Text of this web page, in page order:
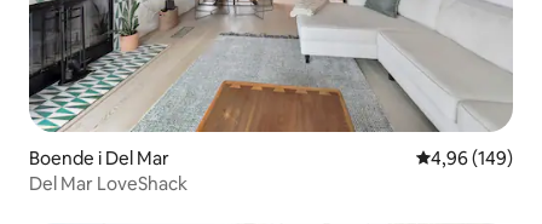
Boende i Del Mar 4,96 av 5 i
4,96 (149)
Del Mar LoveShack